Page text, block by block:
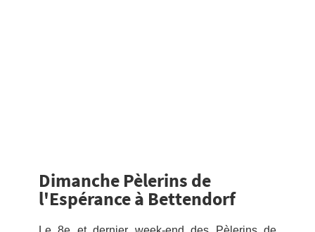
Dimanche Pèlerins de
l'Espérance à Bettendorf